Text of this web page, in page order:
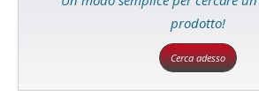
prodotto!
Cerca adesso